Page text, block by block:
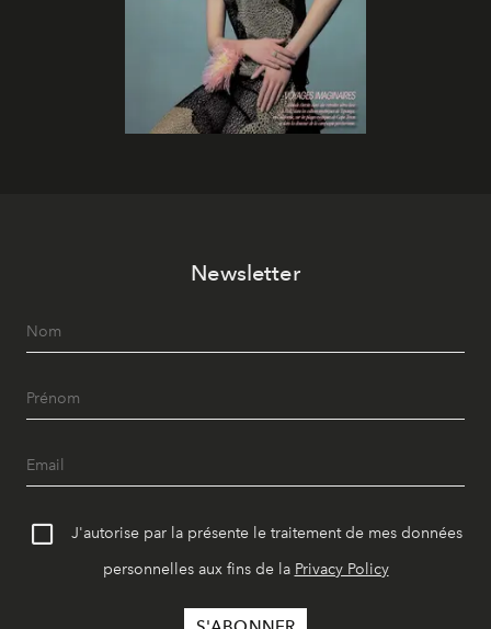
Newsletter
J'autorise par la présente le traitement de mes données
personnelles aux fins de la Privacy Policy